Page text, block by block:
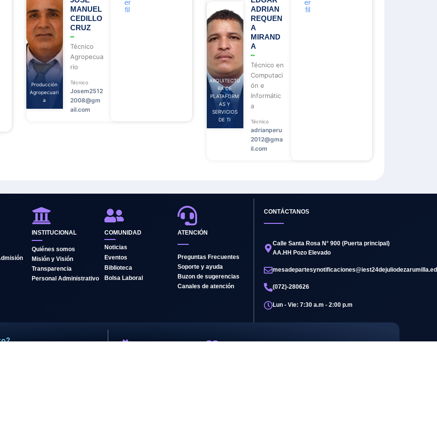
Producción
Agropecuari
a
MANUEL
CEDILLO
CRUZ
Técnico
Agropecua
rio
Técnico
Josem2512
2008@gm
ail.com
er
fil
ARQUITECTU
RA DE
PLATAFORM
AS Y
SERVICIOS
DE TI
ADRIAN
REQUEN
A
MIRAND
A
Técnico en
Computaci
ón e
Informátic
a
Técnico
adrianperu
2012@gma
il.com
er
fil
INSTITUCIONAL
Quiénes somos
Misión y Visión
Transparencia
Personal Administrativo
COMUNIDAD
Noticias
Eventos
Biblioteca
Bolsa Laboral
ATENCIÓN
Preguntas Frecuentes
Soporte y ayuda
Buzon de sugerencias
Canales de atención
CONTÁCTANOS
Calle Santa Rosa N° 900 (Puerta principal)
AA.HH Pozo Elevado
(072)-280626
Lun - Vie: 7:30 a.m - 2:00 p.m